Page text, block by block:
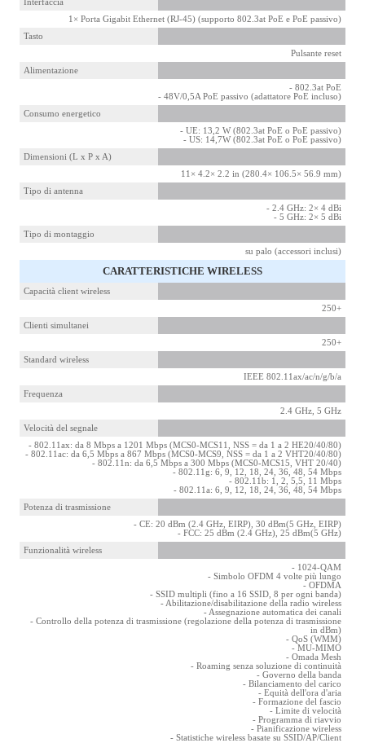
Interfaccia
1× Porta Gigabit Ethernet (RJ-45) (supporto 802.3at PoE e PoE passivo)
Tasto
Pulsante reset
Alimentazione
- 802.3at PoE
- 48V/0,5A PoE passivo (adattatore PoE incluso)
Consumo energetico
- UE: 13,2 W (802.3at PoE o PoE passivo)
- US: 14,7W (802.3at PoE o PoE passivo)
Dimensioni (L x P x A)
11× 4.2× 2.2 in (280.4× 106.5× 56.9 mm)
Tipo di antenna
- 2.4 GHz: 2× 4 dBi
- 5 GHz: 2× 5 dBi
Tipo di montaggio
su palo (accessori inclusi)
CARATTERISTICHE WIRELESS
Capacità client wireless
250+
Clienti simultanei
250+
Standard wireless
IEEE 802.11ax/ac/n/g/b/a
Frequenza
2.4 GHz, 5 GHz
Velocità del segnale
- 802.11ax: da 8 Mbps a 1201 Mbps (MCS0-MCS11, NSS = da 1 a 2 HE20/40/80)
- 802.11ac: da 6,5 Mbps a 867 Mbps (MCS0-MCS9, NSS = da 1 a 2 VHT20/40/80)
- 802.11n: da 6,5 Mbps a 300 Mbps (MCS0-MCS15, VHT 20/40)
- 802.11g: 6, 9, 12, 18, 24, 36, 48, 54 Mbps
- 802.11b: 1, 2, 5,5, 11 Mbps
- 802.11a: 6, 9, 12, 18, 24, 36, 48, 54 Mbps
Potenza di trasmissione
- CE: 20 dBm (2.4 GHz, EIRP), 30 dBm(5 GHz, EIRP)
- FCC: 25 dBm (2.4 GHz), 25 dBm(5 GHz)
Funzionalità wireless
- 1024-QAM
- Simbolo OFDM 4 volte più lungo
- OFDMA
- SSID multipli (fino a 16 SSID, 8 per ogni banda)
- Abilitazione/disabilitazione della radio wireless
- Assegnazione automatica dei canali
- Controllo della potenza di trasmissione (regolazione della potenza di trasmissione
in dBm)
- QoS (WMM)
- MU-MIMO
- Omada Mesh
- Roaming senza soluzione di continuità
- Governo della banda
- Bilanciamento del carico
- Equità dell'ora d'aria
- Formazione del fascio
- Limite di velocità
- Programma di riavvio
- Pianificazione wireless
- Statistiche wireless basate su SSID/AP/Client